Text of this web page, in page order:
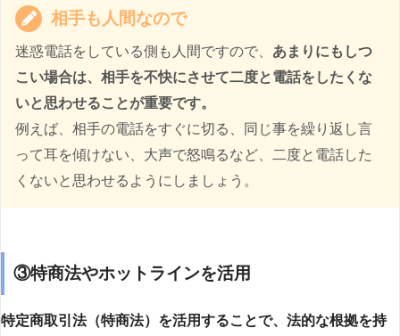
相手も人間なので
迷惑電話をしている側も人間ですので、 あまりにもしつ
こい場合は、相手を不快にさせて二度と電話をしたくな
いと思わせることが重要です。
例えば、相手の電話をすぐに切る、同じ事を繰り返し言
って耳を傾けない、大声で怒鳴るなど、二度と電話した
くないと思わせるようにしましょう。
③特商法やホットラインを活用
特定商取引法（特商法）を活用することで、法的な根拠を持